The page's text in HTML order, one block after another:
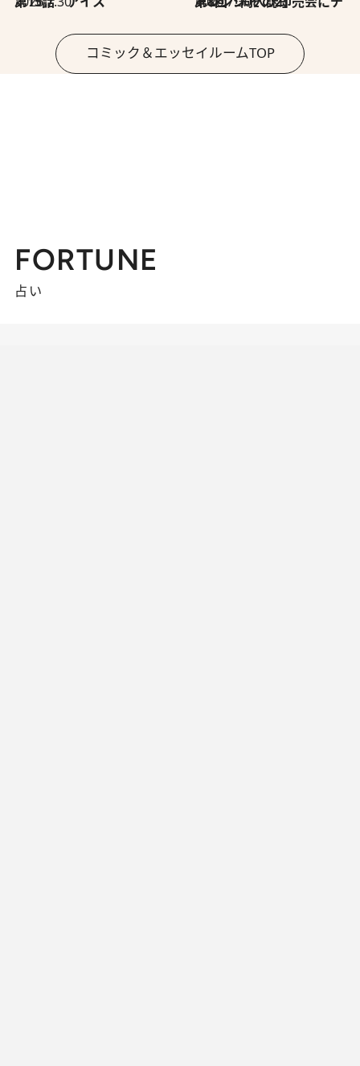
コミック＆エッセイルームTOP
FORTUNE
占い